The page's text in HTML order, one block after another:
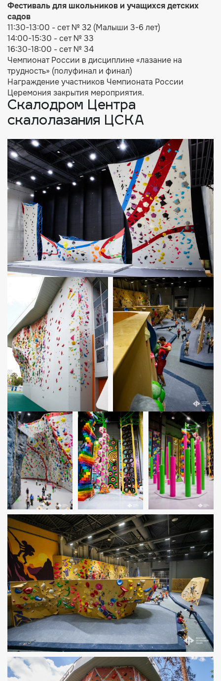
Фестиваль для школьников и учащихся детских
садов
11:30-13:00 - сет № 32 (Малыши 3-6 лет)
14:00-15:30 - сет № 33
16:30-18:00 - сет № 34
Чемпионат России в дисциплине «лазание на
трудность» (полуфинал и финал)
Награждение участников Чемпионата России
Церемония закрытия мероприятия.
Скалодром Центра
скалолазания ЦСКА